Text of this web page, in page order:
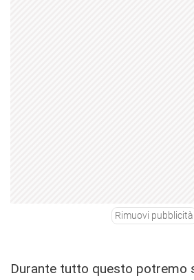
Rimuovi pubblicità
Durante tutto questo potremo